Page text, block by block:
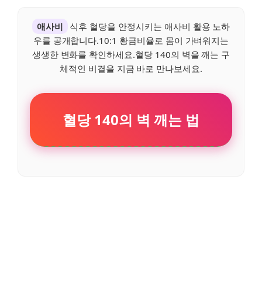
애사비
식후 혈당을 안정시키는 애사비 활용 노하
우를 공개합니다.10:1 황금비율로 몸이 가벼워지는
생생한 변화를 확인하세요.혈당 140의 벽을 깨는 구
체적인 비결을 지금 바로 만나보세요.
혈당 140의 벽 깨는 법